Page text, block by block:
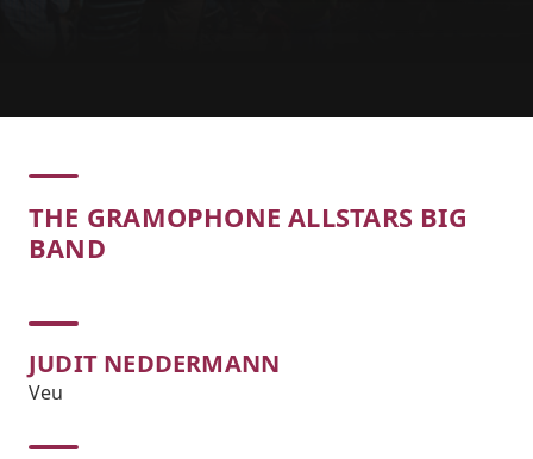
Concert
THE GRAMOPHONE ALLSTARS BIG
BAND
JUDIT NEDDERMANN
Veu